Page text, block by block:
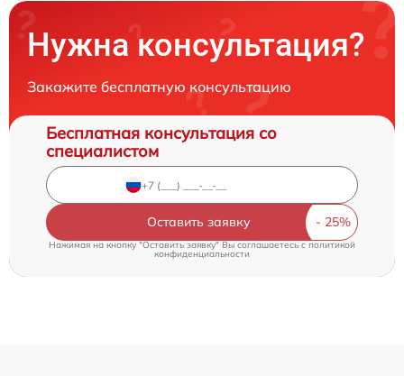
Нужна консультация?
Закажите бесплатную консультацию
Бесплатная консультация со
специалистом
Оставить заявку
Нажимая на кнопку "Оставить заявку" Вы соглашаетесь cполитикой
конфиденциальности